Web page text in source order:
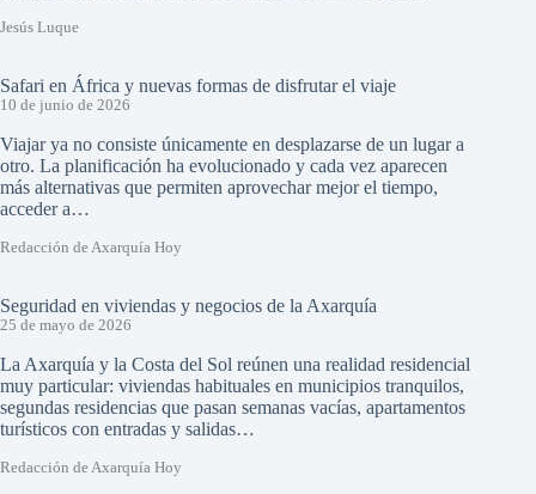
Jesús Luque
Safari en África y nuevas formas de disfrutar el viaje
10 de junio de 2026
Viajar ya no consiste únicamente en desplazarse de un lugar a
otro. La planificación ha evolucionado y cada vez aparecen
más alternativas que permiten aprovechar mejor el tiempo,
acceder a…
Redacción de Axarquía Hoy
Seguridad en viviendas y negocios de la Axarquía
25 de mayo de 2026
La Axarquía y la Costa del Sol reúnen una realidad residencial
muy particular: viviendas habituales en municipios tranquilos,
segundas residencias que pasan semanas vacías, apartamentos
turísticos con entradas y salidas…
Redacción de Axarquía Hoy